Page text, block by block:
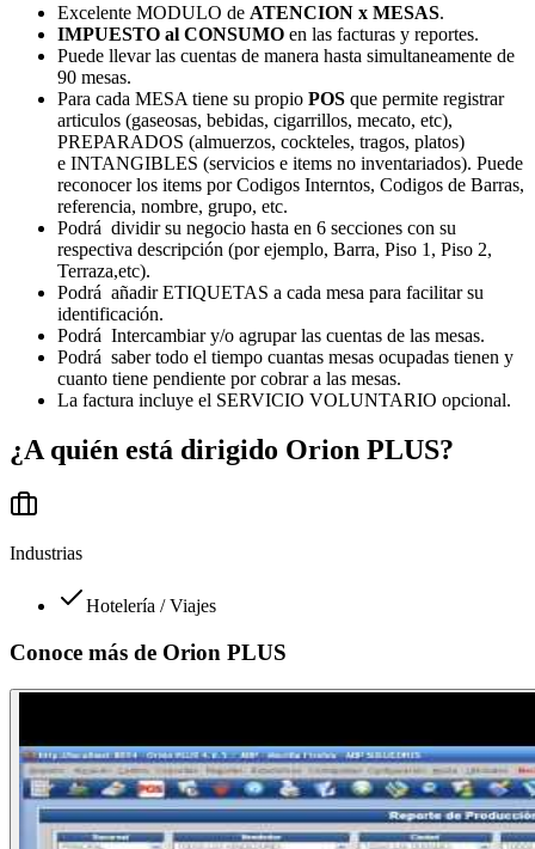
Excelente MODULO de ATENCION x MESAS.
IMPUESTO al CONSUMO en las facturas y reportes.
Puede llevar las cuentas de manera hasta simultaneamente de
90 mesas.
Para cada MESA tiene su propio POS que permite registrar
articulos (gaseosas, bebidas, cigarrillos, mecato, etc),
PREPARADOS (almuerzos, cockteles, tragos, platos)
e INTANGIBLES (servicios e items no inventariados). Puede
reconocer los items por Codigos Interntos, Codigos de Barras,
referencia, nombre, grupo, etc.
Podrá dividir su negocio hasta en 6 secciones con su
respectiva descripción (por ejemplo, Barra, Piso 1, Piso 2,
Terraza,etc).
Podrá añadir ETIQUETAS a cada mesa para facilitar su
identificación.
Podrá Intercambiar y/o agrupar las cuentas de las mesas.
Podrá saber todo el tiempo cuantas mesas ocupadas tienen y
cuanto tiene pendiente por cobrar a las mesas.
La factura incluye el SERVICIO VOLUNTARIO opcional.
¿A quién está dirigido Orion PLUS?
Industrias
Hotelería / Viajes
Conoce más de Orion PLUS